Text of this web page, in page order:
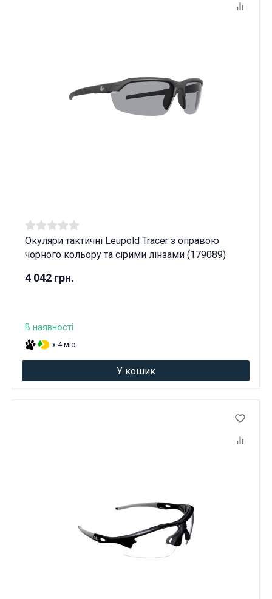
Окуляри тактичні Leupold Tracer з оправою
чорного кольору та сірими лінзами (179089)
4 042 грн.
В наявності
x 4 міс.
У кошик